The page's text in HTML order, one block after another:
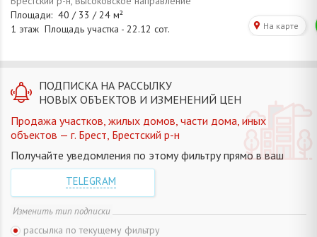
ПОДПИСКА НА РАССЫЛКУ
НОВЫХ ОБЪЕКТОВ И ИЗМЕНЕНИЙ ЦЕН
Продажа участков, жилых домов, части дома, иных
объектов — г. Брест, Брестский р-н
Получайте уведомления по этому фильтру прямо в ваш
TELEGRAM
Изменить тип подписки
рассылка по текущему фильтру